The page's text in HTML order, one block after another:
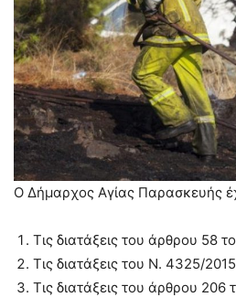
Ο Δήμαρχος Αγίας Παρασκευής
Τις διατάξεις του άρθρου 58
Τις διατάξεις του Ν. 4325/
Τις διατάξεις του άρθρου